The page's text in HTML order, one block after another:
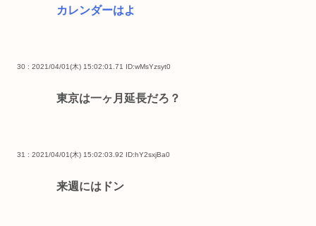
カレンダーはよ
30 : 2021/04/01(木) 15:02:01.71 ID:wMsYzsyt0
東京は一ヶ月延長だろ？
31 : 2021/04/01(木) 15:02:03.92 ID:hY2sxjBa0
来週にはドン